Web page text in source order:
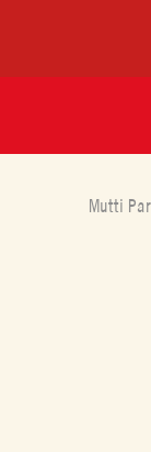
Mutti